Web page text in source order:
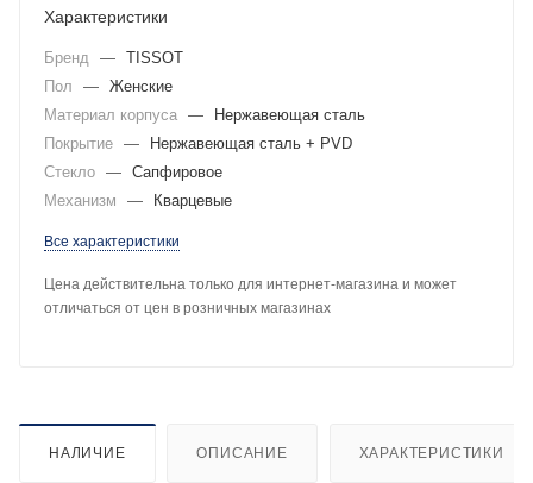
Характеристики
Бренд — TISSOT
Пол
— Женские
Материал корпуса —
Нержавеющая сталь
Покрытие —
Нержавеющая сталь + PVD
Стекло — Сапфировое
Механизм
— Кварцевые
Все характеристики
Цена действительна только для интернет-магазина и может
отличаться от цен в розничных магазинах
НАЛИЧИЕ ОПИСАНИЕ ХАРАКТЕРИСТИКИ